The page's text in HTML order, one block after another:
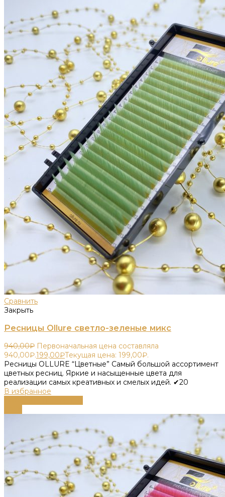
Сравнить
Закрыть
Ресницы Ollure светло-зеленые микс
940,00₽ Первоначальная цена составляла
940,00₽.199,00₽Текущая цена: 199,00₽.
Ресницы OLLURE “Цветные” Самый большой ассортимент
цветных ресниц. Яркие и насыщенные цвета для
реализации самых креативных и смелых идей. ✔20
В избранное